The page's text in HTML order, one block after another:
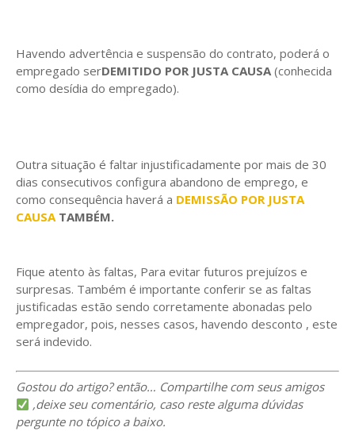
Havendo advertência e suspensão do contrato, poderá o
empregado serDEMITIDO POR JUSTA CAUSA (conhecida
como desídia do empregado).
Outra situação é faltar injustificadamente por mais de 30
dias consecutivos configura abandono de emprego, e
como consequência haverá a DEMISSÃO POR JUSTA
CAUSA TAMBÉM.
Fique atento às faltas, Para evitar futuros prejuízos e
surpresas. Também é importante conferir se as faltas
justificadas estão sendo corretamente abonadas pelo
empregador, pois, nesses casos, havendo desconto , este
será indevido.
Gostou do artigo? então… Compartilhe com seus amigos
,deixe seu comentário, caso reste alguma dúvidas
pergunte no tópico a baixo.